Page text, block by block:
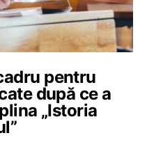
pentru
după ce a
„Istoria